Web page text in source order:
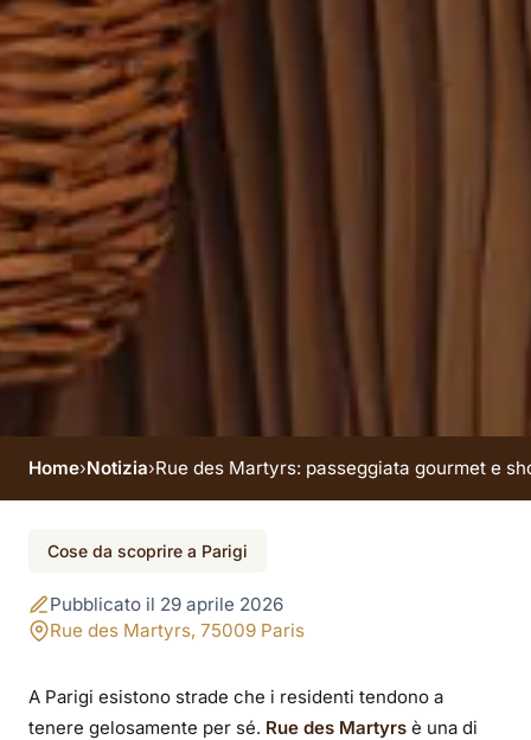
Rue des Martyrs:
passeggiata gourmet
e shopping a due
passi dall’hotel
Home›Notizia›Rue des Martyrs: passeggiata gourmet e
Cose da scoprire a Parigi
Pubblicato il 29 aprile 2026
Rue des Martyrs, 75009 Paris
A Parigi esistono strade che i residenti tendono a
tenere gelosamente per sé. Rue des Martyrs è una di